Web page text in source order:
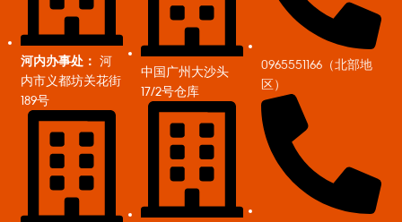
河内办事处：
河
内市义都坊关花街
189号
中国广州大沙头
17/2号仓库
0965551166（北部地
区）